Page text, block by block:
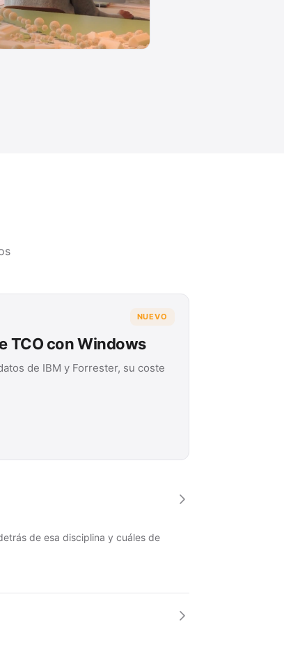
NUEVO
TCO con Windows
de IBM y Forrester, su coste
de esa disciplina y cuáles de